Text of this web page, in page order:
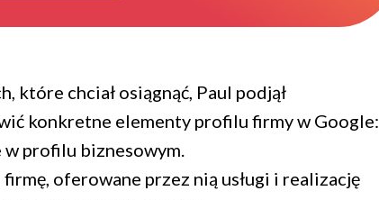
które chciał osiągnąć, Paul podjął
konkretne elementy profilu firmy w Google:
profilu biznesowym.
oferowane przez nią usługi i realizację